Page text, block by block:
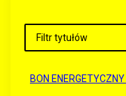
BON ENERGETYCZNY II